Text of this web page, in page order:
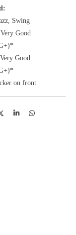
Swing
Very Good
)*
Very Good
*
on front
D
S
D